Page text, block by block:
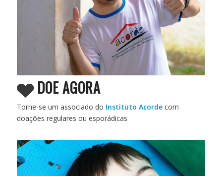
DOE AGORA
Torne-se um associado do Instituto Acordecom
doações regulares ou esporádicas